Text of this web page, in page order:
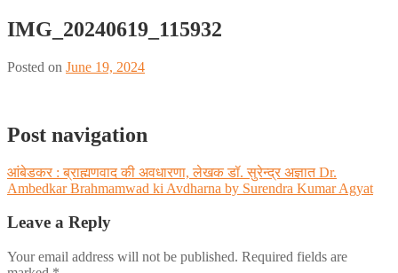
IMG_20240619_115932
Posted on June 19, 2024
Post navigation
आंबेडकर : ब्राह्मणवाद की अवधारणा, लेखक डॉ. सुरेन्द्र अज्ञात Dr.
Ambedkar Brahmamwad ki Avdharna by Surendra Kumar Agyat
Leave a Reply
Your email address will not be published. Required fields are